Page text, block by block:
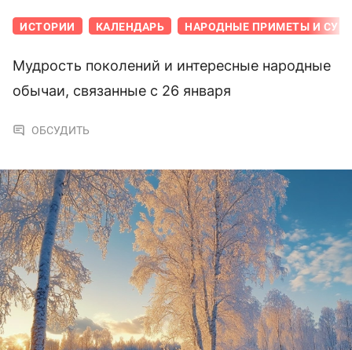
ИСТОРИИ КАЛЕНДАРЬ НАРОДНЫЕ ПРИМЕТЫ И
Мудрость поколений и интересные народные
обычаи, связанные с 26 января
ОБСУДИТЬ